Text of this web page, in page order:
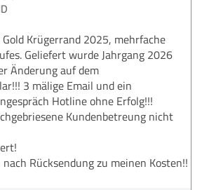
Krügerrand 2025, mehrfache
Geliefert wurde Jahrgang 2026
Änderung auf dem
3 mälige Email und ein
Hotline ohne Erfolg!!!
Kundenbetreung nicht
Rücksendung zu meinen Kosten!!